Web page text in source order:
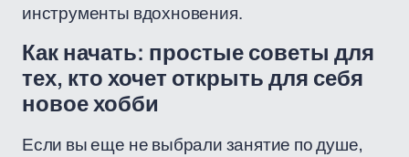
инструменты вдохновения.
Как начать: простые советы для
тех, кто хочет открыть для себя
новое хобби
Если вы еще не выбрали занятие по душе,